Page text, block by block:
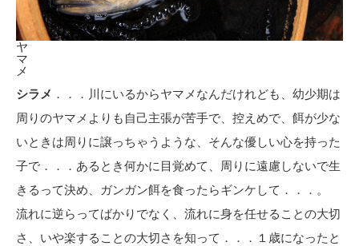
ヤ
マ
メ
シラメ ．．．川にいるからヤマメなんだけれども、幼少期は
周りのヤマメよりも自己主張が苦手で、控えめで、餌が少な
いときは周りに譲っちゃうような、そんな優しい心を持った
子で．．．あるとき何かに目覚めて、周りに遠慮しないで生
きるって決め、ガンガン餌を食ったらギンケして．．．。
流れに逆らってばかりでなく、流れに身を任せることの大切
さ、いや楽することの大切さを知って．．．１歳になったと